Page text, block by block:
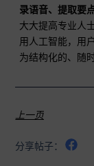
录语音、提取要
大大提高专业人
用人工智能，用
为结构化的、随
上一页
分享帖子：